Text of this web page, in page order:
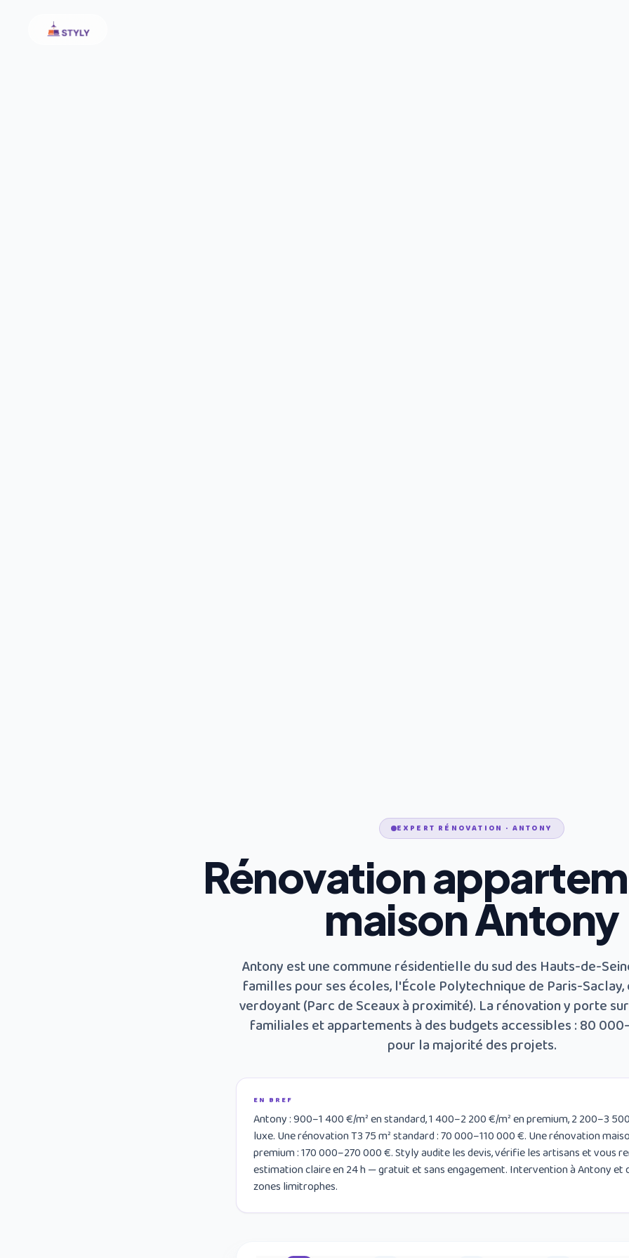
EXPERT RÉNOVATION · ANTONY
Rénovation
maison Antony
Antony est une commune résidentielle du sud des Hauts-de-
familles pour ses écoles, l'École Polytechnique de Paris-Saclay,
verdoyant (Parc de Sceaux à proximité). La rénovation y porte
familiales et appartements à des budgets accessibles : 80
pour la majorité des projets.
EN BREF
Antony : 900–1 400 €/m² en standard, 1 400–2 200 €/m² en premium, 2 200–3
luxe. Une rénovation T3 75 m² standard : 70 000–110 000 €. Une rénovation
premium : 170 000–270 000 €. Styly audite les devis, vérifie les artisans et vous
estimation claire en 24 h — gratuit et sans engagement. Intervention à Antony et
zones limitrophes.